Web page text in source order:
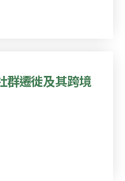
群遷徙及其跨境